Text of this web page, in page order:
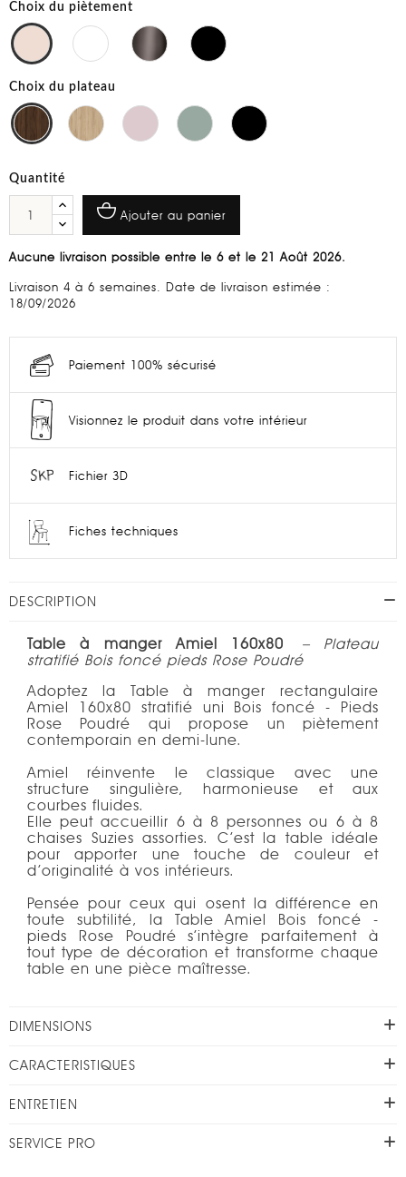
Choix du piètement
Choix du plateau
Quantité
Ajouter au panier
Aucune livraison possible entre le 6 et le 21 Août 2026.
Livraison 4 à 6 semaines. Date de livraison estimée :
18/09/2026
Paiement 100% sécurisé
Visionnez le produit dans votre intérieur
Fichier 3D
Fiches techniques
DESCRIPTION
Table à manger Amiel 160x80 – Plateau
stratifié Bois foncé pieds Rose Poudré
Adoptez la Table à manger rectangulaire
Amiel 160x80 stratifié uni Bois foncé - Pieds
Rose Poudré qui propose un piètement
contemporain en demi-lune.
Amiel réinvente le classique avec une
structure singulière, harmonieuse et aux
courbes fluides.
Elle peut accueillir 6 à 8 personnes ou 6 à 8
chaises Suzies assorties. C’est la table idéale
pour apporter une touche de couleur et
d’originalité à vos intérieurs.
Pensée pour ceux qui osent la différence en
toute subtilité, la Table Amiel Bois foncé -
pieds Rose Poudré s’intègre parfaitement à
tout type de décoration et transforme chaque
table en une pièce maîtresse.
DIMENSIONS
CARACTERISTIQUES
ENTRETIEN
SERVICE PRO